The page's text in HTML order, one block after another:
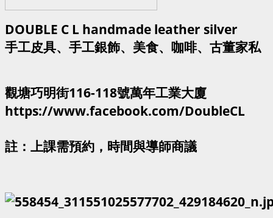
DOUBLE C L handmade leather silver
手工皮具、手工銀飾、美食、咖啡、古董家私
觀塘巧明街116-118號萬年工業大廈
https://www.facebook.com/DoubleCL
註：上課需預約，時間與導師商議